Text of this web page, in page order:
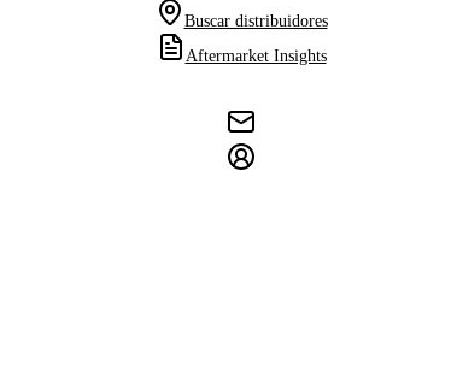
Buscar distribuidores
Aftermarket Insights